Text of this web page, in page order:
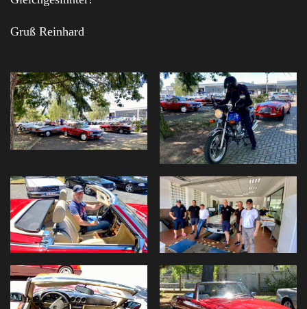
Gruß Reinhard